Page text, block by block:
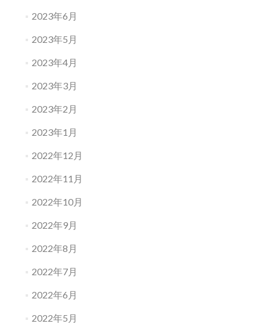
2023年6月
2023年5月
2023年4月
2023年3月
2023年2月
2023年1月
2022年12月
2022年11月
2022年10月
2022年9月
2022年8月
2022年7月
2022年6月
2022年5月